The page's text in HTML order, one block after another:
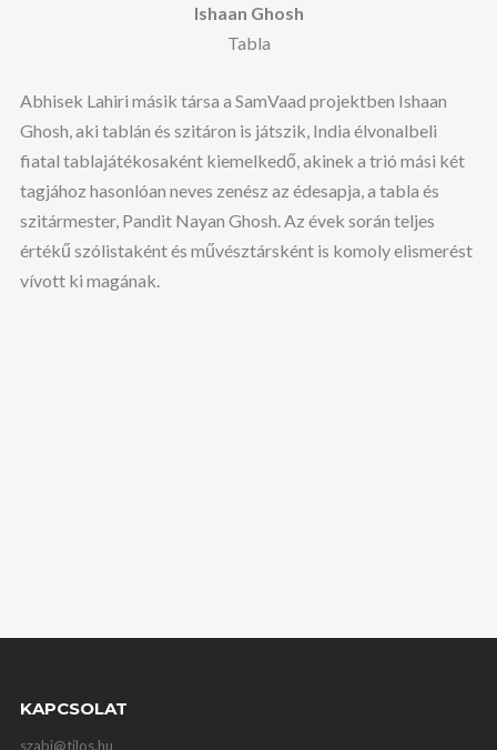
Ishaan Ghosh
Tabla
Abhisek Lahiri másik társa a SamVaad projektben Ishaan
Ghosh, aki tablán és szitáron is játszik, India élvonalbeli
fiatal tablajátékosaként kiemelkedő, akinek a trió mási két
tagjához hasonlóan neves zenész az édesapja, a tabla és
szitármester, Pandit Nayan Ghosh. Az évek során teljes
értékű szólistaként és művésztársként is komoly elismerést
vívott ki magának.
KAPCSOLAT
szabi@tilos.hu